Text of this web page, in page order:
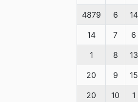
4879 6 14
14 7 6
1 8 13
20 9 15
20 10 1